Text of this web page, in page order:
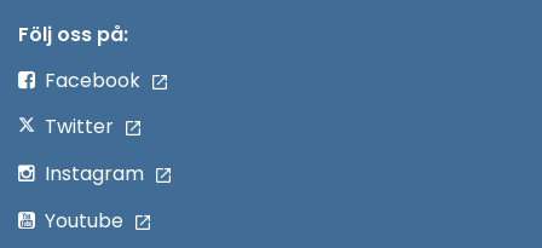
Följ oss på:
Facebook
Twitter
Instagram
Youtube